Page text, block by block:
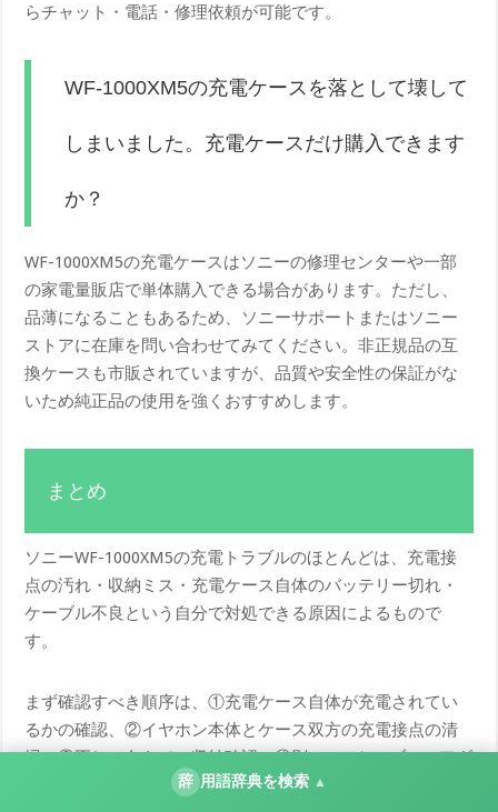
らチャット・電話・修理依頼が可能です。
WF-1000XM5の充電ケースを落として壊して
しまいました。充電ケースだけ購入できます
か？
WF-1000XM5の充電ケースはソニーの修理センターや一部
の家電量販店で単体購入できる場合があります。ただし、
品薄になることもあるため、ソニーサポートまたはソニー
ストアに在庫を問い合わせてみてください。非正規品の互
換ケースも市販されていますが、品質や安全性の保証がな
いため純正品の使用を強くおすすめします。
まとめ
ソニーWF-1000XM5の充電トラブルのほとんどは、充電接
点の汚れ・収納ミス・充電ケース自体のバッテリー切れ・
ケーブル不良という自分で対処できる原因によるもので
す。
まず確認すべき順序は、①充電ケース自体が充電されてい
るかの確認、②イヤホン本体とケース双方の充電接点の清
掃、③正しい向きでの収納確認、④別のUSBケーブル・アダ
プタでの充電試行、⑤イヤホンのリセットと再ペアリン
辞 用語辞典を検索 ▲